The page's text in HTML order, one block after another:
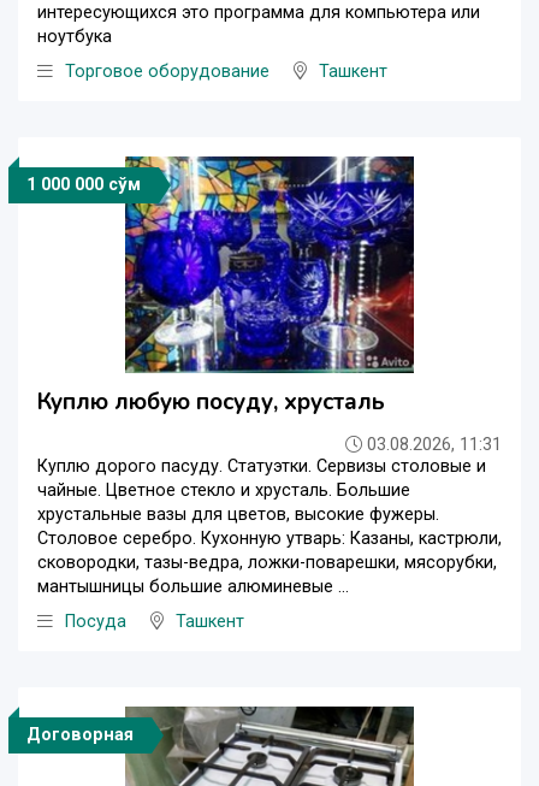
интересующихся это программа для компьютера или
ноутбука
Торговое оборудование
Ташкент
1 000 000 сўм
Куплю любую посуду, хрусталь
03.08.2026, 11:31
Куплю дорого пасуду. Статуэтки. Сервизы столовые и
чайные. Цветное стекло и хрусталь. Большие
хрустальные вазы для цветов, высокие фужеры.
Столовое серебро. Кухонную утварь: Казаны, кастрюли,
сковородки, тазы-ведра, ложки-поварешки, мясорубки,
мантышницы большие алюминевые ...
Посуда
Ташкент
Договорная